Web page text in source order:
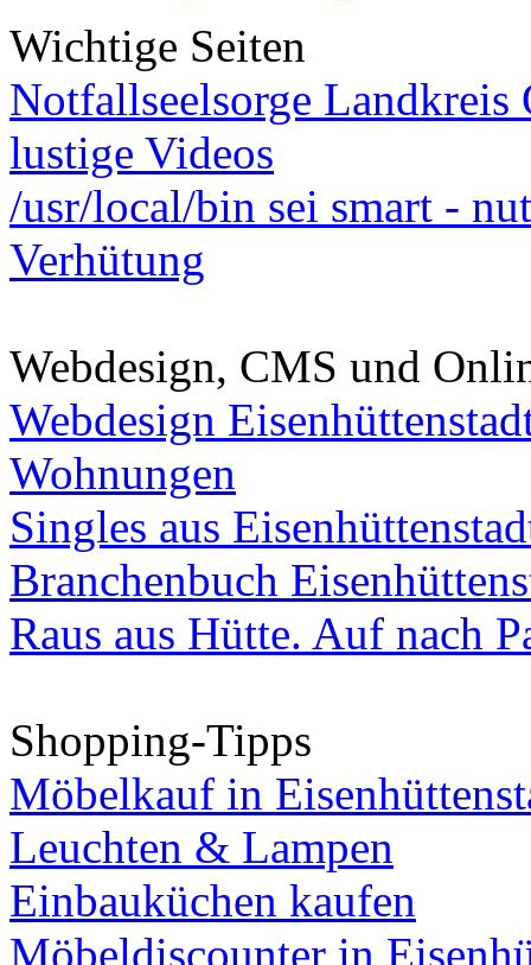
Wichtige Seiten
Notfallseelsorge Landkreis
lustige Videos
/usr/local/bin sei smart -
Verhütung
Webdesign, CMS und
Webdesign
Wohnungen
Singles aus
Branchenbuch
Raus aus Hütte. Auf nach
Shopping-Tipps
Möbelkauf in
Leuchten & Lampen
Einbauküchen kaufen
Möbeldiscounter in